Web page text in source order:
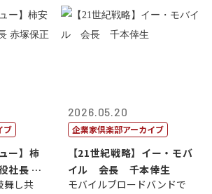
ブ
ー】柿
社長 赤
舞し共
2026.05.20
企業家倶楽部アーカイブ
【21世紀戦略】イー・モバ
イル 会長 千本倖生
モバイルブロードバンドで